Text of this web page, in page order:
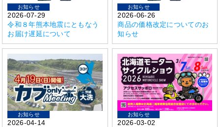
お知らせ
2026-07-29
令和８年熊本地震にともなう
お届け遅延について
お知らせ
2026-06-26
商品の価格改定についてのお
知らせ
お知らせ
2026-04-14
お知らせ
2026-03-02